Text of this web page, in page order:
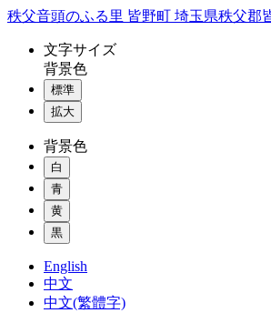
コ
秩父音頭のふる里 皆野町 埼玉県秩父郡
文字サイズ
背景色
標準
拡大
背景色
白
青
黄
黒
English
中文
中文(繁體字)